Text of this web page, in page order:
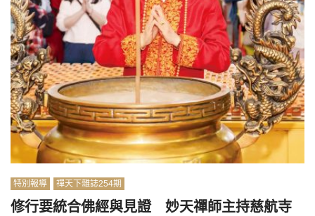
特別報導 禪天下雜誌254期
修行要統合佛經與見證 妙天禪師主持慈航寺